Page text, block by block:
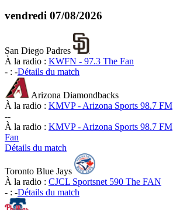
vendredi 07/08/2026
San Diego Padres
À la radio : KWFN - 97.3 The Fan
- : -Détails du match
Arizona Diamondbacks
À la radio : KMVP - Arizona Sports 98.7 FM
--
À la radio : KMVP - Arizona Sports 98.7 FM
Fan
Détails du match
Toronto Blue Jays
À la radio : CJCL Sportsnet 590 The FAN
- : -Détails du match